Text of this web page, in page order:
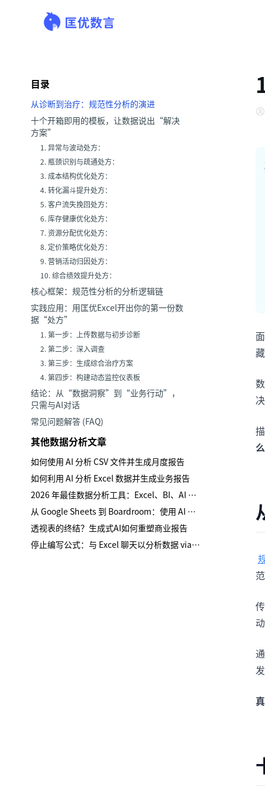
目录
从诊断到治疗：规范性分析的演进
十个开箱即用的模板，让数据说出“解决
方案”
1. 异常与波动处方：
2. 瓶颈识别与疏通处方：
3. 成本结构优化处方：
4. 转化漏斗提升处方：
5. 客户流失挽回处方：
6. 库存健康优化处方：
7. 资源分配优化处方：
8. 定价策略优化处方：
9. 营销活动归因处方：
10. 综合绩效提升处方：
核心框架：规范性分析的分析逻辑链
实践应用：用匡优Excel开出你的第一份数
据“处方”
1. 第一步：上传数据与初步诊断
2. 第二步：深入调查
3. 第三步：生成综合治疗方案
4. 第四步：构建动态监控仪表板
结论：从“数据洞察”到“业务行动”，
只需与AI对话
常见问题解答 (FAQ)
其他数据分析文章
如何使用 AI 分析 CSV 文件并生成月度报告
如何利用 AI 分析 Excel 数据并生成业务报告
2026 年最佳数据分析工具：Excel、BI、AI 及电子表格工具对比
从 Google Sheets 到 Boardroom：使用 AI 自动化跨平台数据分析
透视表的终结？生成式AI如何重塑商业报告
停止编写公式：与 Excel 聊天以分析数据 via 匡优数言 AI